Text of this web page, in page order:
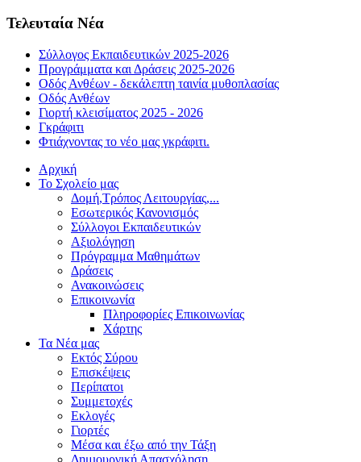
Τελευταία Νέα
Σύλλογος Εκπαιδευτικών 2025-2026
Προγράμματα και Δράσεις 2025-2026
Οδός Ανθέων - δεκάλεπτη ταινία μυθοπλασίας
Οδός Ανθέων
Γιορτή κλεισίματος 2025 - 2026
Γκράφιτι
Φτιάχνοντας το νέο μας γκράφιτι.
Αρχική
Το Σχολείο μας
Δομή,Τρόπος Λειτουργίας,...
Εσωτερικός Κανονισμός
Σύλλογοι Εκπαιδευτικών
Αξιολόγηση
Πρόγραμμα Μαθημάτων
Δράσεις
Ανακοινώσεις
Επικοινωνία
Πληροφορίες Επικοινωνίας
Χάρτης
Τα Νέα μας
Εκτός Σύρου
Επισκέψεις
Περίπατοι
Συμμετοχές
Εκλογές
Γιορτές
Μέσα και έξω από την Τάξη
Δημιουργική Απασχόληση